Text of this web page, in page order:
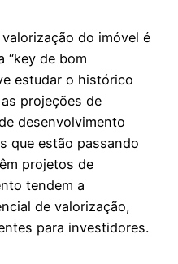
do imóvel é
“key de bom
estudar o histórico
projeções de
desenvolvimento
que estão passando
projetos de
tendem a
de valorização,
para investidores.